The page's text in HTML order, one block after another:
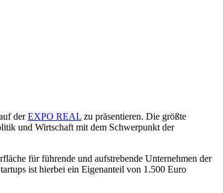
derEXPO REAL zu präsentieren. Die größte
und Wirtschaft mit dem Schwerpunkt der
für führende und aufstrebende Unternehmen der
ist hierbei ein Eigenanteil von 1.500 Euro